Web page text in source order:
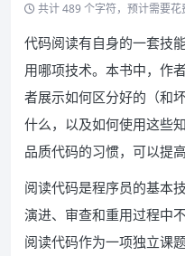
共计 489 个字符，预计需要花
代码阅读有自身的一套技
用哪项技术。本书中，作
者展示如何区分好的（和
什么，以及如何使用这些
品质代码的习惯，可以提
阅读代码是程序员的基本
演进、审查和重用过程中
阅读代码作为一项独立课